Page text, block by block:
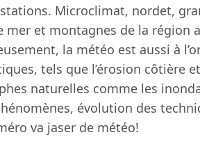
Microclimat, nordet,
et montagnes de la région
la météo est aussi à
tels que l’érosion côtière
naturelles comme les
évolution des
va jaser de météo!